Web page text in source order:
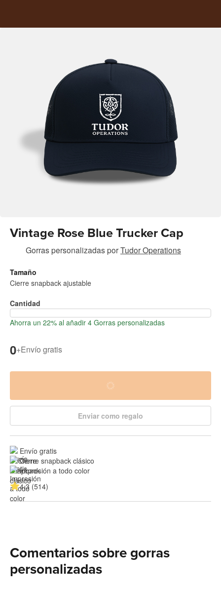
Vintage Rose Blue Trucker Cap
Gorras personalizadasporTudor Operations
Tamaño
Cierre snapback ajustable
Cantidad
Ahorra un 22% al añadir 4 Gorras personalizadas
0+Envío gratis
Enviar como regalo
Envío gratis
Cierre snapback clásico
Impresión a todo color
4.3 (514)
Comentarios sobre gorras
personalizadas